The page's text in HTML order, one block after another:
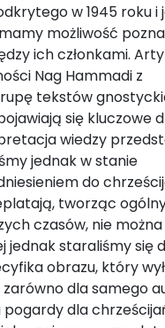
w 1945 roku i
możliwość
ich członkami.
Nag Hammadi z
tekstów
się kluczowe
wiedzy
jednak w stanie
do
tworząc
czasów, nie
staraliśmy się
obrazu, który
dla samego
pogardy dla